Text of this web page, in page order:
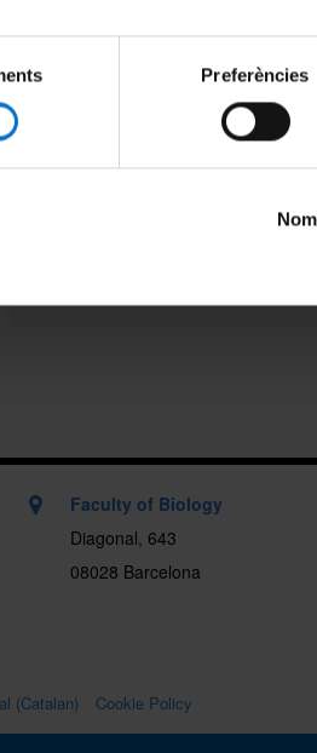
Preferències
Faculty of Biology
Diagonal, 643
08028 Barcelona
(Catalan) Cookie Policy